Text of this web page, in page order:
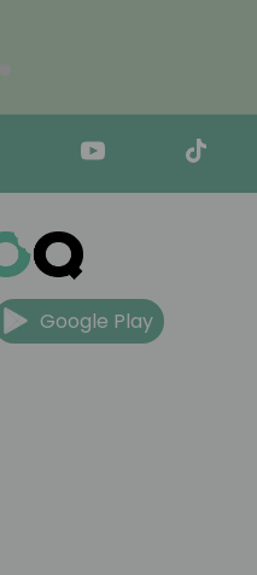
Google Play